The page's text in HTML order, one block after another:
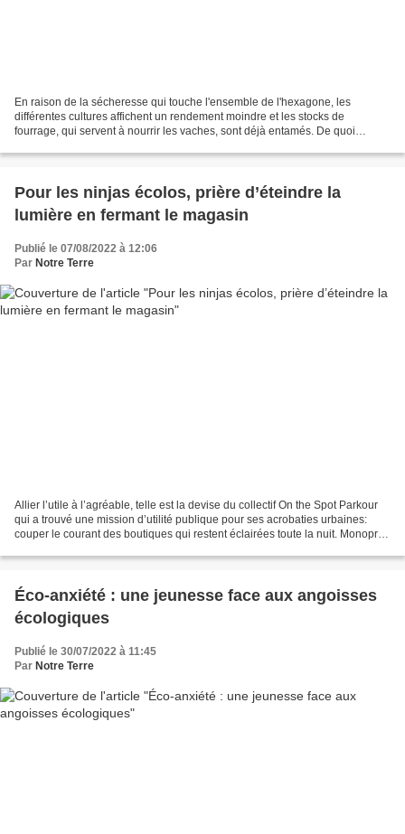
En raison de la sécheresse qui touche l'ensemble de l'hexagone, les
différentes cultures affichent un rendement moindre et les stocks de
fourrage, qui servent à nourrir les vaches, sont déjà entamés. De quoi
Pour les ninjas écolos, prière d’éteindre la
lumière en fermant le magasin
Publié le 07/08/2022 à 12:06
Par Notre Terre
Allier l’utile à l’agréable, telle est la devise du collectif On the Spot Parkour
qui a trouvé une mission d’utilité publique pour ses acrobaties urbaines:
couper le courant des boutiques qui restent éclairées toute la nuit. Monoprix,
Éco-anxiété : une jeunesse face aux angoisses
écologiques
Publié le 30/07/2022 à 11:45
Par Notre Terre